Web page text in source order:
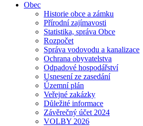
Obec
Historie obce a zámku
Přírodní zajímavosti
Statistika, správa Obce
Rozpočet
Správa vodovodu a kanalizace
Ochrana obyvatelstva
Odpadové hospodářství
Usnesení ze zasedání
Územní plán
Veřejné zakázky
Důležité informace
Závěrečný účet 2024
VOLBY 2026